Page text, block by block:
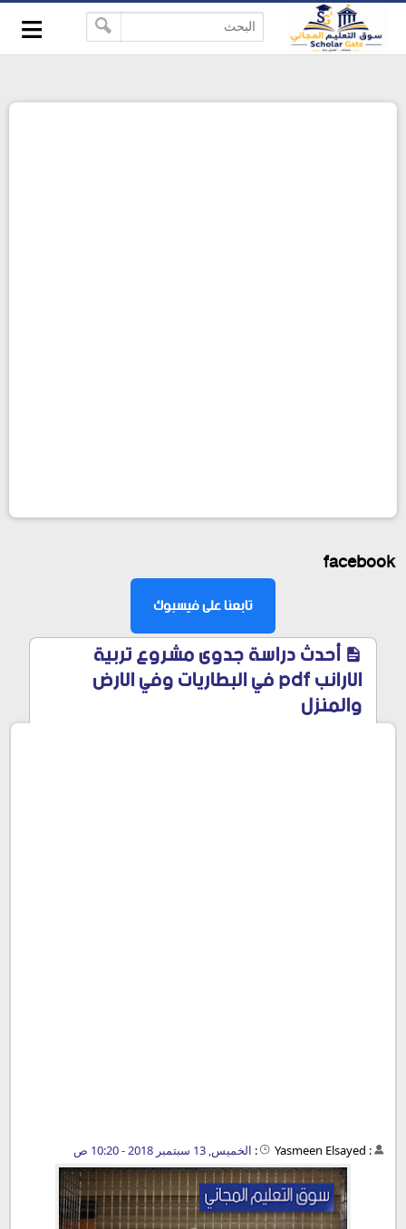
-->
≡
facebook
تابعنا على فيسبوك
أحدث دراسة جدوى مشروع تربية
الارانب pdf في البطاريات وفي الارض
والمنزل
:
Yasmeen Elsayed
: الخميس, 13 سبتمبر 2018 - 10:20 ص